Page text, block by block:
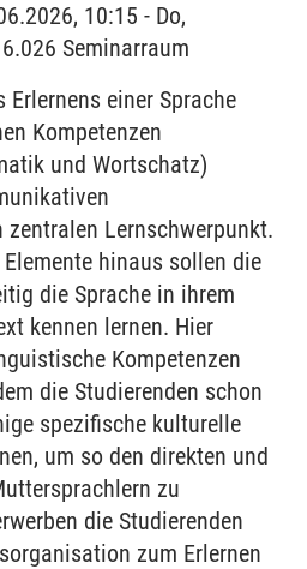
10:15 - Do,
Seminarraum
Erlernens einer Sprache
Kompetenzen
und Wortschatz)
zentralen Lernschwerpunkt.
hinaus sollen die
die Sprache in ihrem
kennen lernen. Hier
Kompetenzen
die Studierenden schon
spezifische kulturelle
um so den direkten und
zu
die Studierenden
zum Erlernen